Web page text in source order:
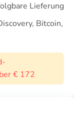
Lieferung
Bitcoin,
€ 172